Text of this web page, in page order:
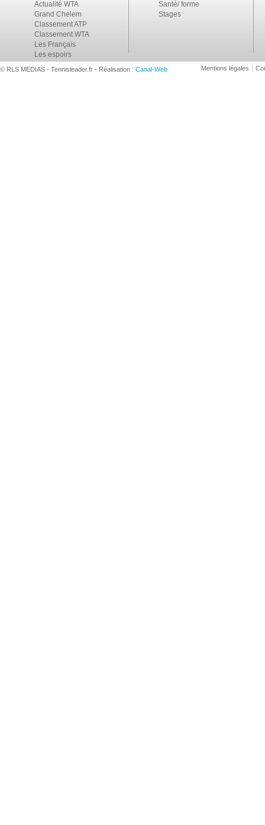
Actualité WTA
Grand Chelem
Classement ATP
Classement WTA
Les Français
Les espoirs
Santé/ forme
Stages
© RLS MEDIAS - Tennisleader.fr - Réalisation : Canal-Web Mentions légales